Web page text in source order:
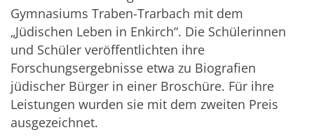
Gymnasiums Traben-Trarbach mit dem
„Jüdischen Leben in Enkirch“. Die Schülerinnen
und Schüler veröffentlichten ihre
Forschungsergebnisse etwa zu Biografien
jüdischer Bürger in einer Broschüre. Für ihre
Leistungen wurden sie mit dem zweiten Preis
ausgezeichnet.